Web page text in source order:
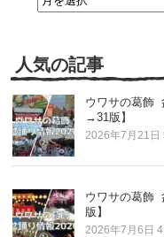
人気の記事
ウワサの葛飾
→31版】
2026年7月21日
ウワサの葛飾
版】
2026年7月6日